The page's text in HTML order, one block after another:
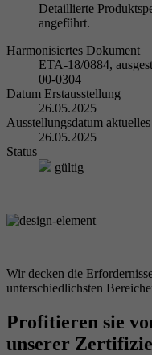
Detaillierte
angeführt.
Harmonisiertes Dokument
ETA-18/0884,
00-0304
Datum Erstausstellung
26.05.2025
Ausstellungsdatum
26.05.2025
Status
gültig
Wir decken die
unterschiedlichsten
Profitieren sie
unserer